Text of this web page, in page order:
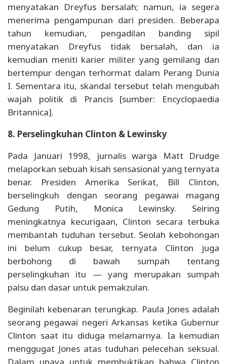
menyatakan Dreyfus bersalah; namun, ia segera
menerima pengampunan dari presiden. Beberapa
tahun kemudian, pengadilan banding sipil
menyatakan Dreyfus tidak bersalah, dan ia
kemudian meniti karier militer yang gemilang dan
bertempur dengan terhormat dalam Perang Dunia
I. Sementara itu, skandal tersebut telah mengubah
wajah politik di Prancis [sumber: Encyclopaedia
Britannica].
8. Perselingkuhan Clinton & Lewinsky
Pada Januari 1998, jurnalis warga Matt Drudge
melaporkan sebuah kisah sensasional yang ternyata
benar. Presiden Amerika Serikat, Bill Clinton,
berselingkuh dengan seorang pegawai magang
Gedung Putih, Monica Lewinsky. Seiring
meningkatnya kecurigaan, Clinton secara terbuka
membantah tuduhan tersebut. Seolah kebohongan
ini belum cukup besar, ternyata Clinton juga
berbohong di bawah sumpah tentang
perselingkuhan itu — yang merupakan sumpah
palsu dan dasar untuk pemakzulan.
Beginilah kebenaran terungkap. Paula Jones adalah
seorang pegawai negeri Arkansas ketika Gubernur
Clinton saat itu diduga melamarnya. Ia kemudian
menggugat Jones atas tuduhan pelecehan seksual.
Dalam upaya untuk membuktikan bahwa Clinton